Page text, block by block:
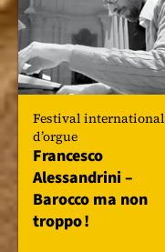
Festival international
d’orgue
Francesco
Alessandrini –
Barocco ma non
troppo !